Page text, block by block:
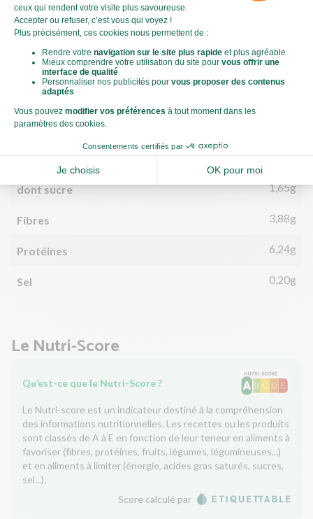
Énergie (kJ)
Énergie (kCal) 171kCal
Matières grasses
dont acides gras saturés
Glucides 23,48g
dont sucre 1,65g
Fibres 3,88g
Protéines 6,24g
Sel 0,20g
Le Nutri-Score
Qu’est-ce que le Nutri-Score ?
Le Nutri-score est un indicateur destiné à la compréhension
des informations nutritionnelles. Les recettes ou les produits
sont classés de A à E en fonction de leur teneur en aliments à
favoriser (fibres, protéines, fruits, légumes, légumineuses...)
et en aliments à limiter (énergie, acides gras saturés, sucres,
sel...).
Score calculé par